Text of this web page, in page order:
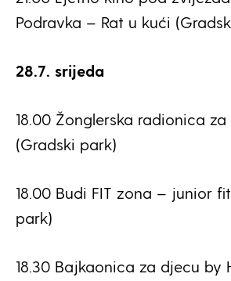
Podravka – Rat u kući
28.7. srijeda
18.00 Žonglerska radionica
(Gradski park)
18.00 Budi FIT zona – junior
park)
18.30 Bajkaonica za djecu by